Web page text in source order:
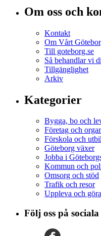
Om oss och
Kontakt
Om Vårt
Till goteborg.se
Så behandlar vi
Tillgänglighet
Arkiv
Kategorier
Bygga, bo och
Företag och
Förskola och
Göteborg växer
Jobba i
Kommun och
Omsorg och stöd
Trafik och resor
Uppleva och göra
Följ oss på